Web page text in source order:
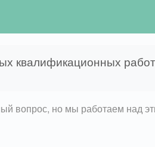
квалификационных
вопрос, но мы работаем над